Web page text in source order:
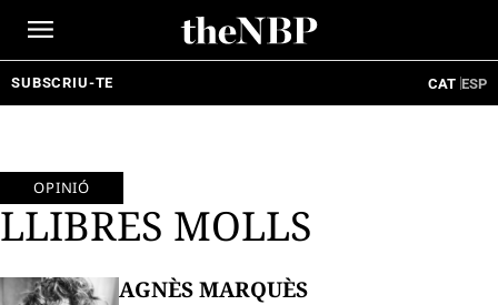
SUBSCRIU-TE CAT ESP
OPINIÓ
LLIBRES MOLLS
AGNÈS MARQUÈS